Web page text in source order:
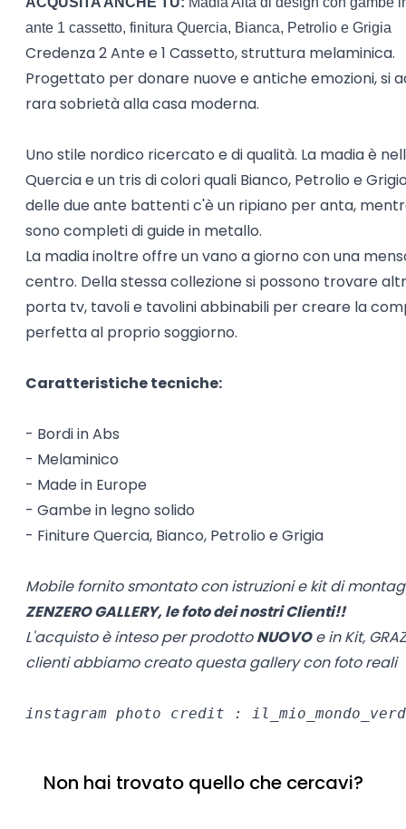
ante 1 cassetto, finitura Quercia, Bianca, Petrolio e Grigia
Credenza 2 Ante e 1 Cassetto, struttura melaminica.
Progettato per donare nuove e antiche emozioni, si
rara sobrietà alla casa moderna.
Uno stile nordico ricercato e di qualità. La madia è
Quercia e un tris di colori quali Bianco, Petrolio e
delle due ante battenti c'è un ripiano per anta,
sono completi di guide in metallo.
La madia inoltre offre un vano a giorno con una
centro. Della stessa collezione si possono trovare
porta tv, tavoli e tavolini abbinabili per creare la
perfetta al proprio soggiorno.
Caratteristiche tecniche:
- Bordi in Abs
- Melaminico
- Made in Europe
- Gambe in legno solido
- Finiture Quercia, Bianco, Petrolio e Grigia
Mobile fornito smontato con istruzioni e kit di
ZENZERO GALLERY, le foto dei nostri Clienti!!
L'acquisto è inteso per prodottoNUOVOe in Kit,
clienti abbiamo creato questa gallery con foto reali
instagram photo credit :
Non hai trovato quello che cercavi?